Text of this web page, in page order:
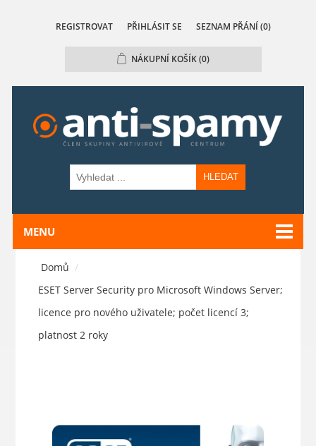
REGISTROVAT PŘIHLÁSIT SE SEZNAM PŘÁNÍ (0)
NÁKUPNÍ KOŠÍK(0)
HLEDAT
MENU
Domů /
ESET Server Security pro Microsoft Windows Server;
licence pro nového uživatele; počet licencí 3;
platnost 2 roky